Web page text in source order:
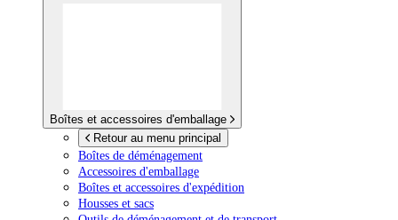
Boîtes et accessoires d'emballage
Retour au menu principal
Boîtes de déménagement
Accessoires d'emballage
Boîtes et accessoires d'expédition
Housses et sacs